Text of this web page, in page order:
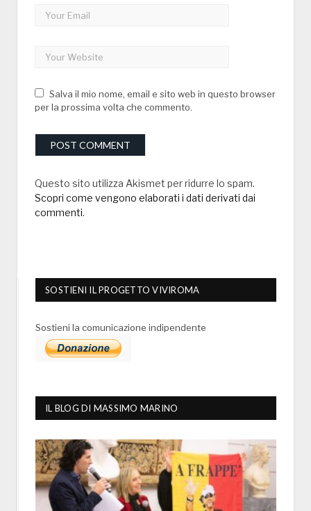
Salva il mio nome, email e sito web in questo browser
per la prossima volta che commento.
Questo sito utilizza Akismet per ridurre lo spam.
Scopri come vengono elaborati i dati derivati dai
commenti.
SOSTIENI IL PROGETTO VIVIROMA
Sostieni la comunicazione indipendente
IL BLOG DI MASSIMO MARINO